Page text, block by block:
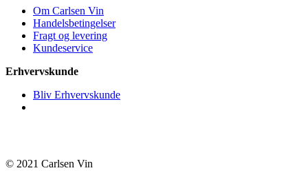
Om Carlsen Vin
Handelsbetingelser
Fragt og levering
Kundeservice
Erhvervskunde
Bliv Erhvervskunde
© 2021 Carlsen Vin